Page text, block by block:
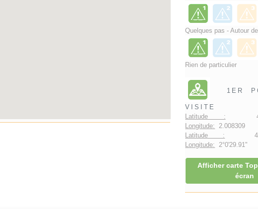
Quelques pas - Autour
Rien de particulier
1ER
VISITE
Latitude :
Longitude: 2.008309
Latitude :
Longitude: 2°0'29.91"
Afficher carte
écran